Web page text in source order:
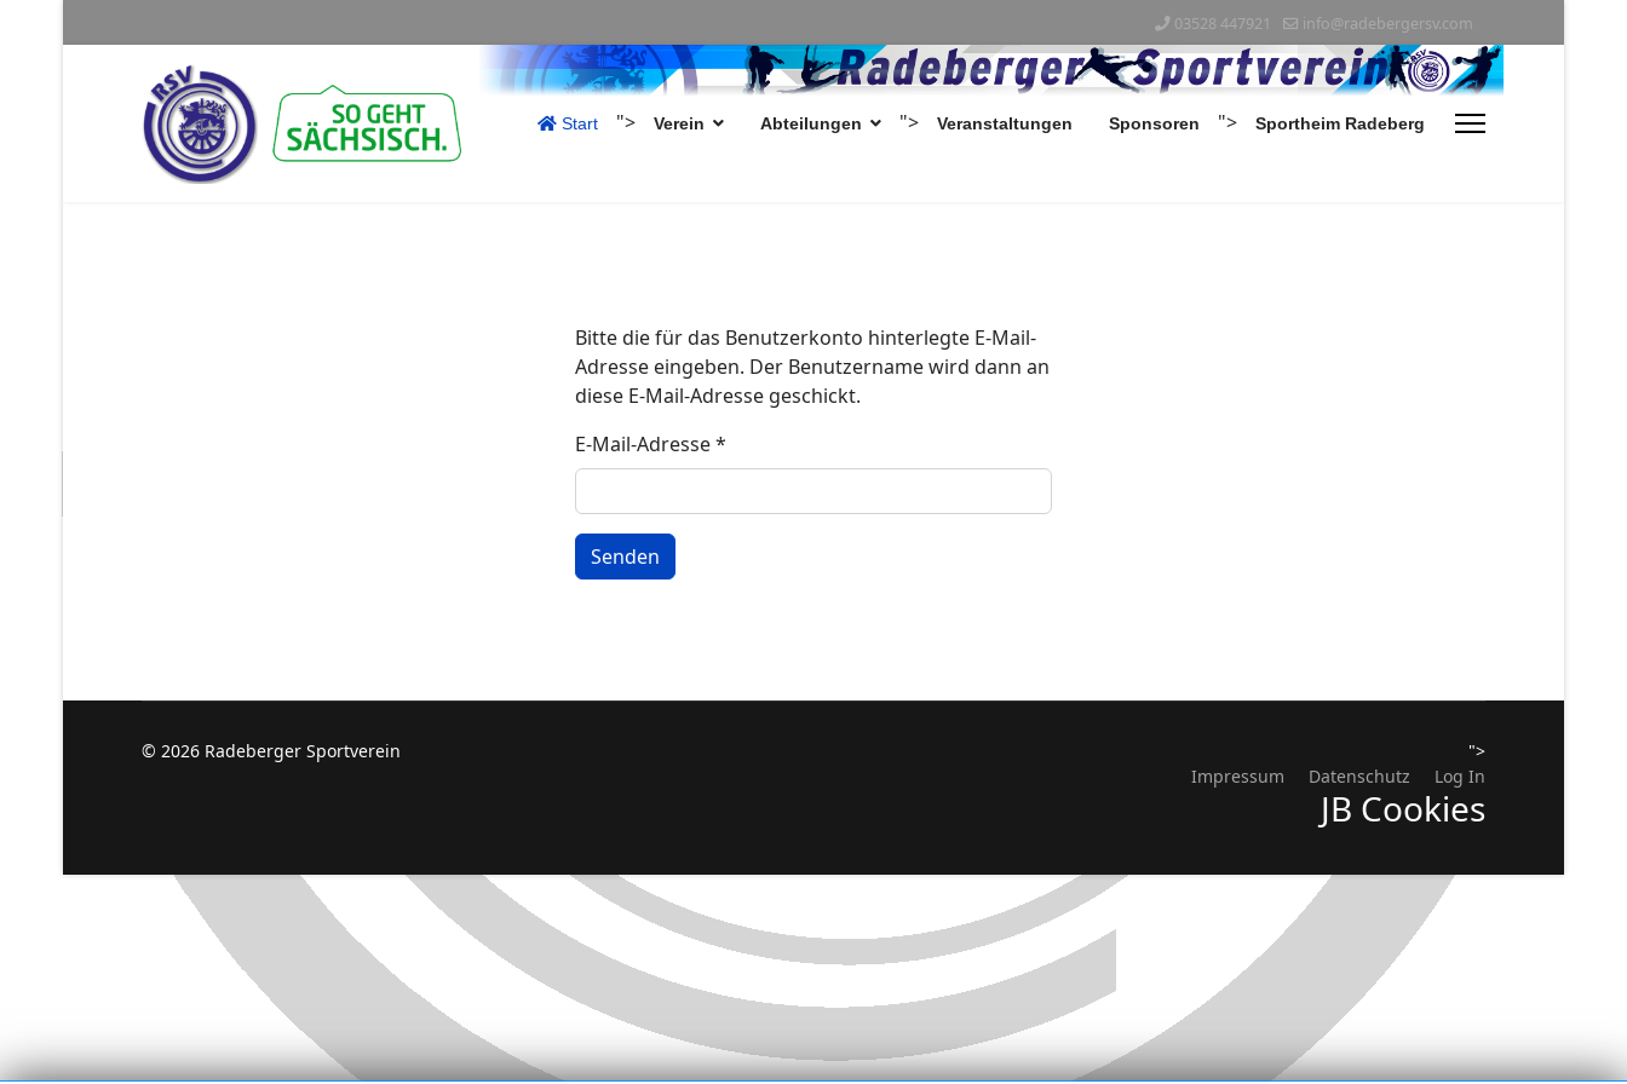
03528 447921 info@radebergersv.com
Start "> Verein Abteilungen "> Veranstaltungen Sponsoren "> Sportheim Radeberg
Bitte die für das Benutzerkonto hinterlegte E-Mail-
Adresse eingeben. Der Benutzername wird dann an
diese E-Mail-Adresse geschickt.
E-Mail-Adresse*
Senden
© 2026 Radeberger Sportverein
Impressum
Datenschutz
">
Log In
JB Cookies